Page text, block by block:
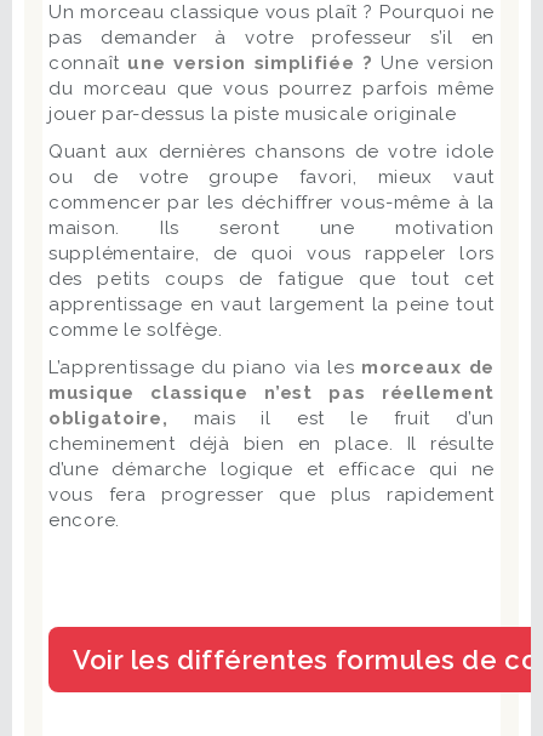
Un morceau classique vous plaît ? Pourquoi ne
pas demander à votre professeur s’il en
connaîtune version simplifiée ? Une version
du morceau que vous pourrez parfois même
jouer par-dessus la piste musicale originale
Quant aux dernières chansons de votre idole
ou de votre groupe favori, mieux vaut
commencer par les déchiffrer vous-même à la
maison. Ils seront une motivation
supplémentaire, de quoi vous rappeler lors
des petits coups de fatigue que tout cet
apprentissage en vaut largement la peine tout
comme le solfège.
L’apprentissage du piano via les morceaux de
musique classique n’est pas réellement
obligatoire, mais il est le fruit d’un
cheminement déjà bien en place. Il résulte
d’une démarche logique et efficace qui ne
vous fera progresser que plus rapidement
encore.